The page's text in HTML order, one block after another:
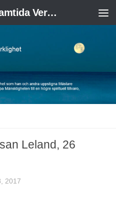
Välkomna till en Ny Framtida Verklighet
Leland, 26
2017